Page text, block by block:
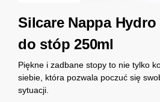
Silcare Nappa
do stóp 250ml
Piękne i zadbane stopy to nie tylko
siebie, która pozwala poczuć się
sytuacji.